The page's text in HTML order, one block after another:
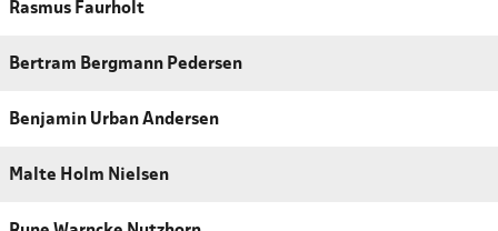
Rasmus Faurholt
Bertram Bergmann Pedersen
Benjamin Urban Andersen
Malte Holm Nielsen